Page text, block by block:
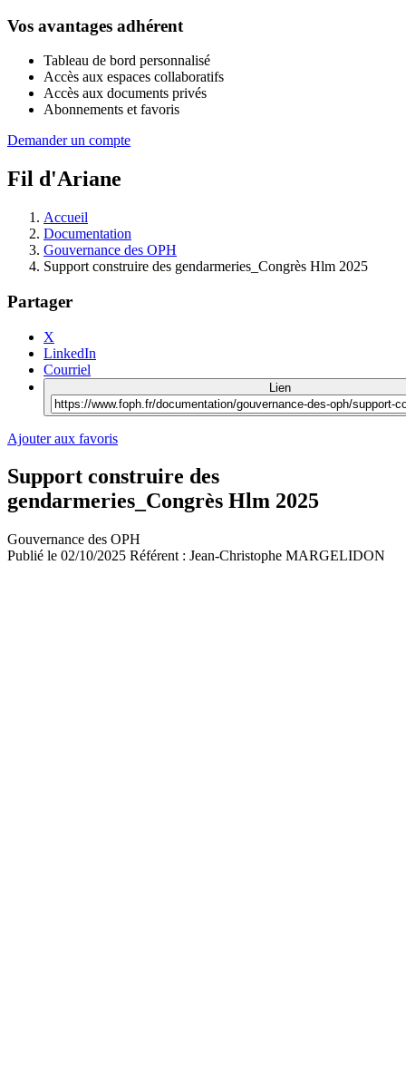
Vos avantages adhérent
Tableau de bord personnalisé
Accès aux espaces collaboratifs
Accès aux documents privés
Abonnements et favoris
Demander un compte
Fil d'Ariane
Accueil
Documentation
Gouvernance des OPH
Support construire des gendarmeries_Congrès Hlm 2025
Partager
X
LinkedIn
Courriel
Lien
Ajouter aux favoris
Support construire des
gendarmeries_Congrès Hlm 2025
Gouvernance des OPH
Publié le 02/10/2025 Référent : Jean-Christophe MARGELIDON